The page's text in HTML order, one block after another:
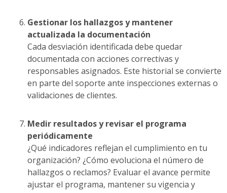
Gestionar los hallazgos y mantener
actualizada la documentación
Cada desviación identificada debe quedar
documentada con acciones correctivas y
responsables asignados. Este historial se convierte
en parte del soporte ante inspecciones externas o
validaciones de clientes.
Medir resultados y revisar el programa
periódicamente
¿Qué indicadores reflejan el cumplimiento en tu
organización? ¿Cómo evoluciona el número de
hallazgos o reclamos? Evaluar el avance permite
ajustar el programa, mantener su vigencia y